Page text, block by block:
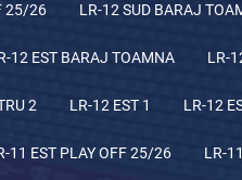
25/26 LR-12 SUD BARAJ
12 EST BARAJ TOAMNA LR-
2 LR-12 EST 1 LR-12
11 EST PLAY OFF 25/26 LR-